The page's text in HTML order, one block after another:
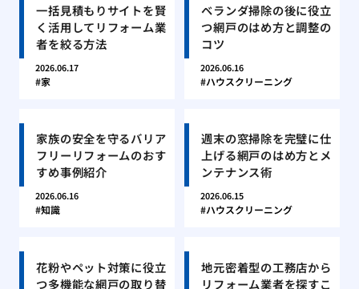
一括見積もりサイトを賢
く活用してリフォーム業
者を絞る方法
2026.06.17
家
ベランダ掃除の後に役立
つ網戸のはめ方と調整の
コツ
2026.06.16
ハウスクリーニング
家族の安全を守るバリア
フリーリフォームのおす
すめ事例紹介
2026.06.16
知識
週末の窓掃除を完璧に仕
上げる網戸のはめ方とメ
ンテナンス術
2026.06.15
ハウスクリーニング
花粉やペット対策に役立
つ多機能な網戸の取り替
地元密着型の工務店から
リフォーム業者を探すこ